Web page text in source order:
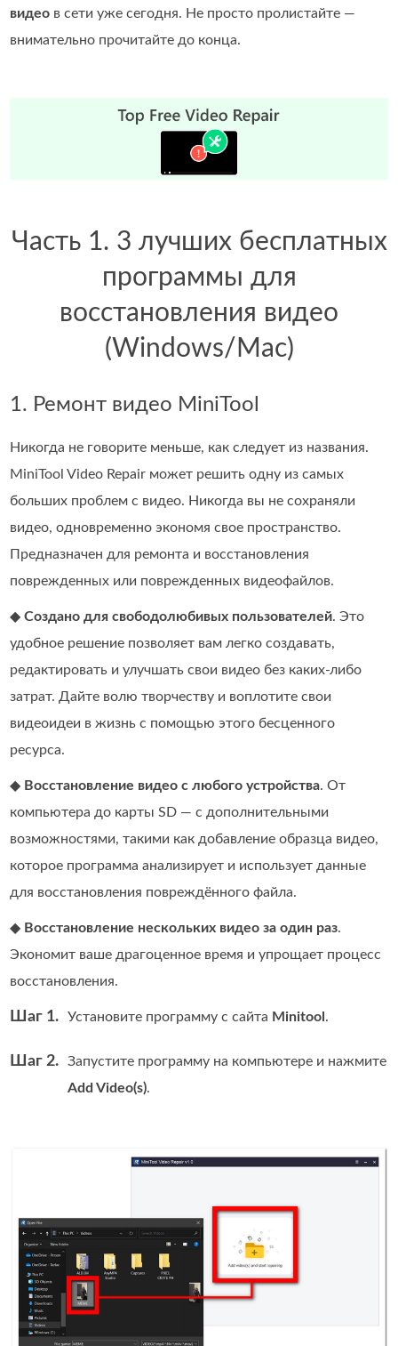
видео в сети уже сегодня. Не просто пролистайте —
внимательно прочитайте до конца.
Часть 1. 3 лучших бесплатных
программы для
восстановления видео
(Windows/Mac)
1. Ремонт видео MiniTool
Никогда не говорите меньше, как следует из названия.
MiniTool Video Repair может решить одну из самых
больших проблем с видео. Никогда вы не сохраняли
видео, одновременно экономя свое пространство.
Предназначен для ремонта и восстановления
поврежденных или поврежденных видеофайлов.
◆Создано для свободолюбивых пользователей. Это
удобное решение позволяет вам легко создавать,
редактировать и улучшать свои видео без каких‑либо
затрат. Дайте волю творчеству и воплотите свои
видеоидеи в жизнь с помощью этого бесценного
ресурса.
◆ Восстановление видео с любого устройства. От
компьютера до карты SD — с дополнительными
возможностями, такими как добавление образца видео,
которое программа анализирует и использует данные
для восстановления повреждённого файла.
◆ Восстановление нескольких видео за один раз.
Экономит ваше драгоценное время и упрощает процесс
восстановления.
Шаг 1. Установите программу с сайта Minitool .
Шаг 2.
Запустите программу на компьютере и нажмите
Add Video(s).